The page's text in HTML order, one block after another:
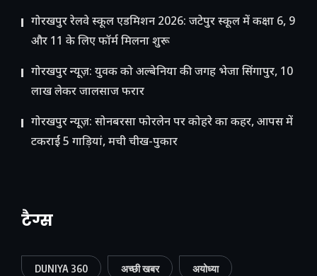
गोरखपुर रेलवे स्कूल एडमिशन 2026: जटेपुर स्कूल में कक्षा 6, 9
और 11 के लिए फॉर्म मिलना शुरू
गोरखपुर न्यूज़: युवक को अल्बेनिया की जगह भेजा सिंगापुर, 10
लाख लेकर जालसाज फरार
गोरखपुर न्यूज़: सोनबरसा फोरलेन पर कोहरे का कहर, आपस में
टकराईं 5 गाड़ियां, मची चीख-पुकार
टैग्स
DUNIYA 360 अच्छी खबर अयोध्या